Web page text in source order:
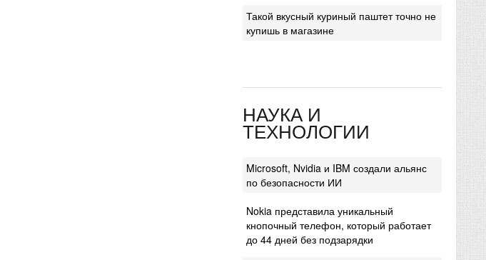
Такой вкусный куриный паштет точно не
купишь в магазине
НАУКА И
ТЕХНОЛОГИИ
Microsoft, Nvidia и IBM создали альянс
по безопасности ИИ
Nokia представила уникальный
кнопочный телефон, который работает
до 44 дней без подзарядки